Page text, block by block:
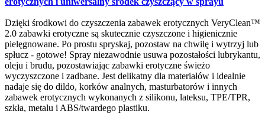
Dzięki środkowi do czyszczenia zabawek erotycznych VeryClean™
2.0 zabawki erotyczne są skutecznie czyszczone i higienicznie
pielęgnowane. Po prostu spryskaj, pozostaw na chwilę i wytrzyj lub
spłucz - gotowe! Spray niezawodnie usuwa pozostałości lubrykantu,
oleju i brudu, pozostawiając zabawki erotyczne świeżo
wyczyszczone i zadbane. Jest delikatny dla materiałów i idealnie
nadaje się do dildo, korków analnych, masturbatorów i innych
zabawek erotycznych wykonanych z silikonu, lateksu, TPE/TPR,
szkła, metalu i ABS/twardego plastiku.